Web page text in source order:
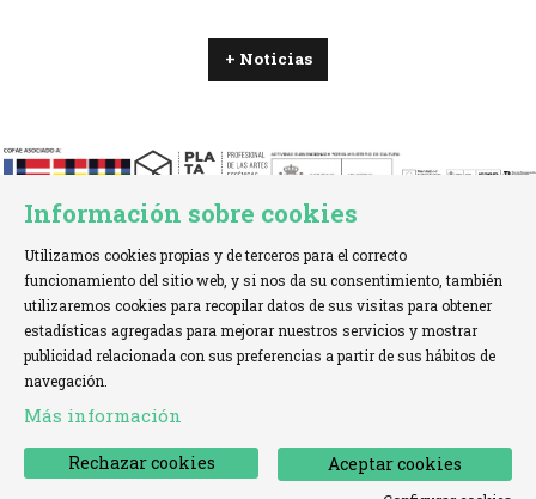
+ Noticias
TELÉFONO:+34 621 00 65 08 | info@cofae.net
Sitemap | Aviso Legal
Declaración de accesibilidad
Información sobre cookies
Utilizamos cookies propias y de terceros para el correcto
funcionamiento del sitio web, y si nos da su consentimiento, también
utilizaremos cookies para recopilar datos de sus visitas para obtener
estadísticas agregadas para mejorar nuestros servicios y mostrar
publicidad relacionada con sus preferencias a partir de sus hábitos de
navegación.
Más información
Aceptar cookies
Rechazar cookies